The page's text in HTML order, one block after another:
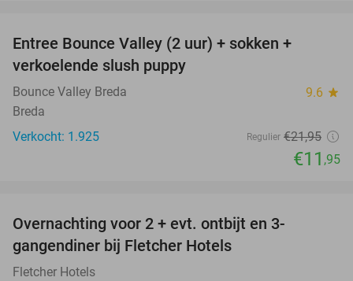
Entree Bounce Valley (2 uur) + sokken +
verkoelende slush puppy
Bounce Valley Breda 9.6 star
Breda
Verkocht: 1.925
Regulier €21,95
€11 ,95
Overnachting voor 2 + evt. ontbijt en 3-
gangendiner bij Fletcher Hotels
Fletcher Hotels